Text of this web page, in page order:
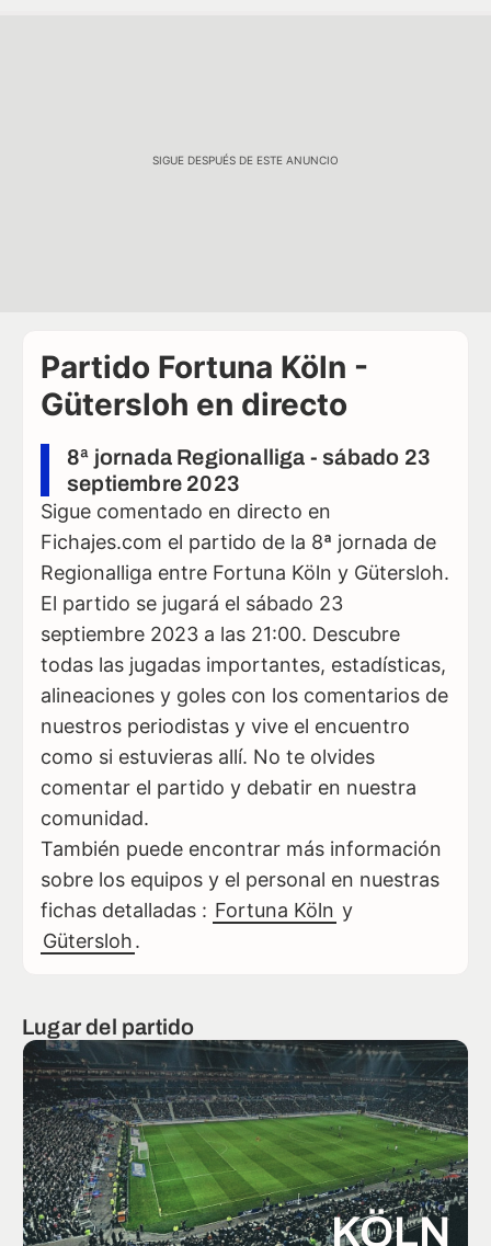
SIGUE DESPUÉS DE ESTE ANUNCIO
Partido Fortuna Köln -
Gütersloh en directo
8ª jornada Regionalliga - sábado 23
septiembre 2023
Sigue comentado en directo en
Fichajes.com el partido de la 8ª jornada de
Regionalliga entre Fortuna Köln y Gütersloh.
El partido se jugará el sábado 23
septiembre 2023 a las 21:00. Descubre
todas las jugadas importantes, estadísticas,
alineaciones y goles con los comentarios de
nuestros periodistas y vive el encuentro
como si estuvieras allí. No te olvides
comentar el partido y debatir en nuestra
comunidad.
También puede encontrar más información
sobre los equipos y el personal en nuestras
fichas detalladas : Fortuna Köln y
Gütersloh.
Lugar del partido
KÖLN